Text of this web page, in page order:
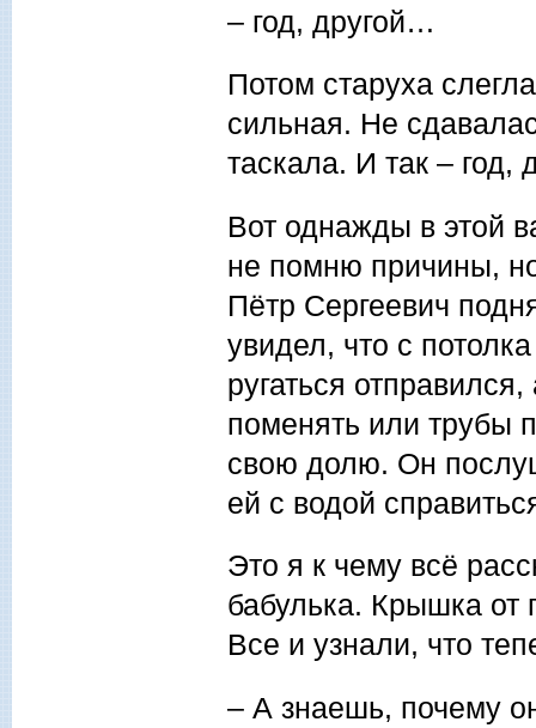
– год, другой…
Потом старуха
сильная. Не
таскала. И так – год,
Вот однажды в этой
не помню причины,
Пётр Сергеевич
увидел, что с
ругаться
поменять или трубы
свою долю. Он
ей с водой
Это я к чему всё
бабулька. Крышка от
Все и узнали, что
– А знаешь, почему